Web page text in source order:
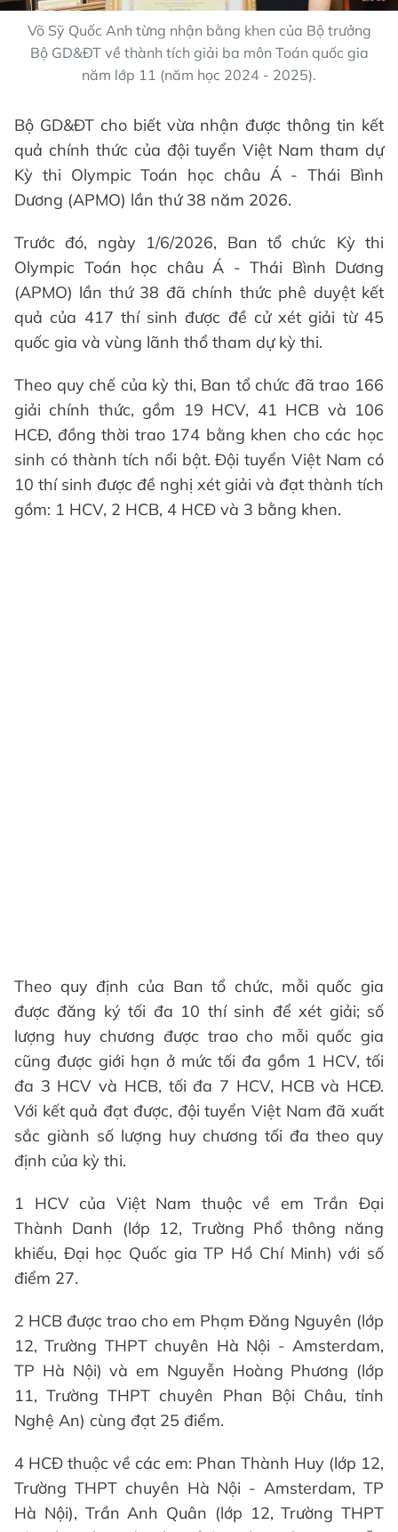
Võ Sỹ Quốc Anh từng nhận bằng khen của Bộ trưởng
Bộ GD&ĐT về thành tích giải ba môn Toán quốc gia
năm lớp 11 (năm học 2024 - 2025).
Bộ GD&ĐT cho biết vừa nhận được thông tin kết
quả chính thức của đội tuyển Việt Nam tham dự
Kỳ thi Olympic Toán học châu Á - Thái Bình
Dương (APMO) lần thứ 38 năm 2026.
Trước đó, ngày 1/6/2026, Ban tổ chức Kỳ thi
Olympic Toán học châu Á - Thái Bình Dương
(APMO) lần thứ 38 đã chính thức phê duyệt kết
quả của 417 thí sinh được đề cử xét giải từ 45
quốc gia và vùng lãnh thổ tham dự kỳ thi.
Theo quy chế của kỳ thi, Ban tổ chức đã trao 166
giải chính thức, gồm 19 HCV, 41 HCB và 106
HCĐ, đồng thời trao 174 bằng khen cho các học
sinh có thành tích nổi bật. Đội tuyển Việt Nam có
10 thí sinh được đề nghị xét giải và đạt thành tích
gồm: 1 HCV, 2 HCB, 4 HCĐ và 3 bằng khen.
Theo quy định của Ban tổ chức, mỗi quốc gia
được đăng ký tối đa 10 thí sinh để xét giải; số
lượng huy chương được trao cho mỗi quốc gia
cũng được giới hạn ở mức tối đa gồm 1 HCV, tối
đa 3 HCV và HCB, tối đa 7 HCV, HCB và HCĐ.
Với kết quả đạt được, đội tuyển Việt Nam đã xuất
sắc giành số lượng huy chương tối đa theo quy
định của kỳ thi.
1 HCV của Việt Nam thuộc về em Trần Đại
Thành Danh (lớp 12, Trường Phổ thông năng
khiếu, Đại học Quốc gia TP Hồ Chí Minh) với số
điểm 27.
2 HCB được trao cho em Phạm Đăng Nguyên (lớp
12, Trường THPT chuyên Hà Nội - Amsterdam,
TP Hà Nội) và em Nguyễn Hoàng Phương (lớp
11, Trường THPT chuyên Phan Bội Châu, tỉnh
Nghệ An) cùng đạt 25 điểm.
4 HCĐ thuộc về các em: Phan Thành Huy (lớp 12,
Trường THPT chuyên Hà Nội - Amsterdam, TP
Hà Nội), Trần Anh Quân (lớp 12, Trường THPT